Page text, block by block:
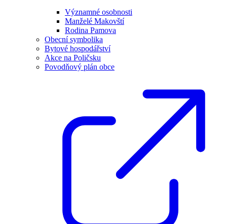
Významné osobnosti
Manželé Makovští
Rodina Pamova
Obecní symbolika
Bytové hospodářství
Akce na Poličsku
Povodňový plán obce